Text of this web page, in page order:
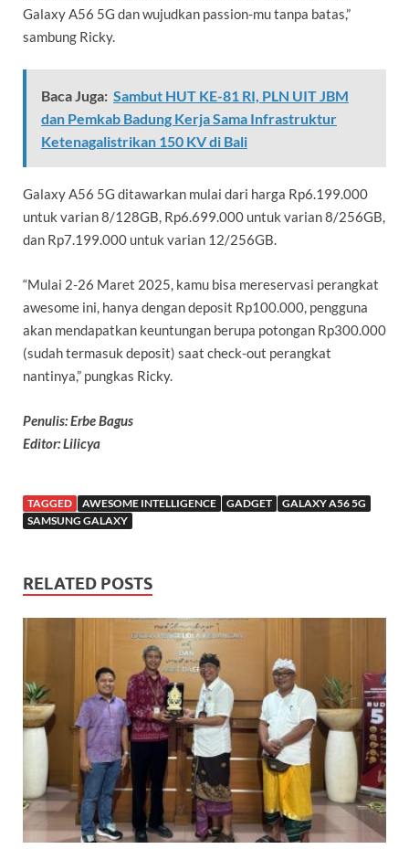
Galaxy A56 5G dan wujudkan passion-mu tanpa batas,”
sambung Ricky.
Baca Juga: Sambut HUT KE-81 RI, PLN UIT JBM
dan Pemkab Badung Kerja Sama Infrastruktur
Ketenagalistrikan 150 KV di Bali
Galaxy A56 5G ditawarkan mulai dari harga Rp6.199.000
untuk varian 8/128GB, Rp6.699.000 untuk varian 8/256GB,
dan Rp7.199.000 untuk varian 12/256GB.
“Mulai 2-26 Maret 2025, kamu bisa mereservasi perangkat
awesome ini, hanya dengan deposit Rp100.000, pengguna
akan mendapatkan keuntungan berupa potongan Rp300.000
(sudah termasuk deposit) saat check-out perangkat
nantinya,” pungkas Ricky.
Penulis: Erbe Bagus
Editor: Lilicya
TAGGED AWESOME INTELLIGENCE GADGET
GALAXY A56 5G
SAMSUNG GALAXY
RELATED POSTS